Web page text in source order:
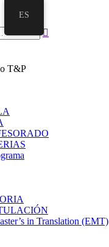
T&P
in Translation (EMT)
ES